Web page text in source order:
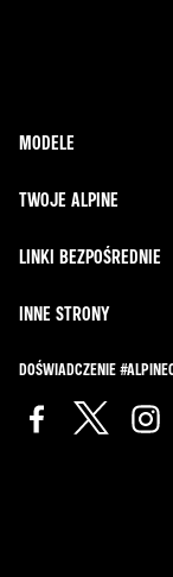
MODELE
TWOJE ALPINE
LINKI BEZPOŚREDNIE
INNE STRONY
DOŚWIADCZENIE